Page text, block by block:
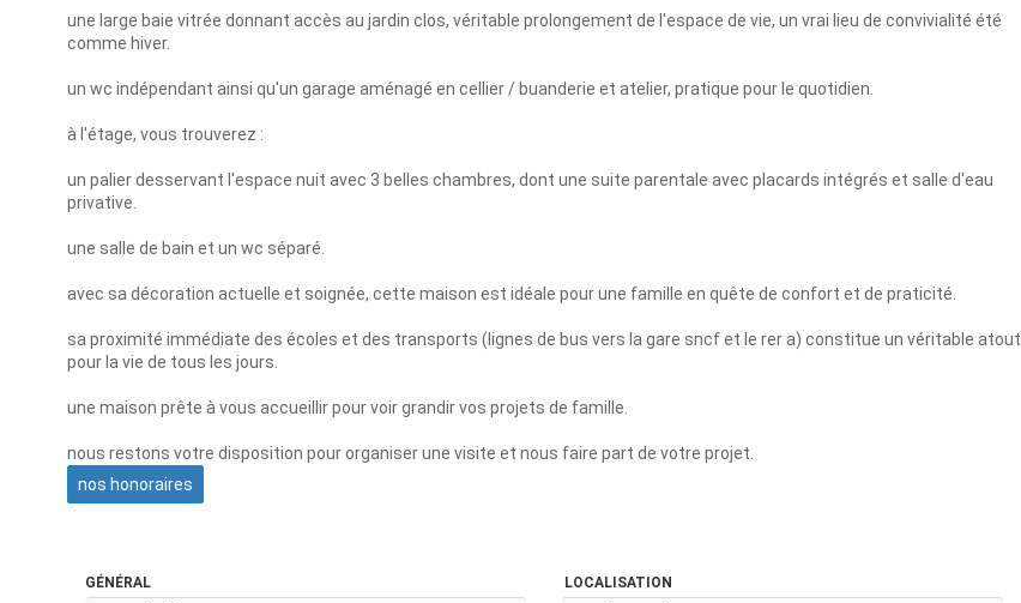
une large baie vitrée donnant accès au jardin clos, véritable prolongement de l'espace de vie, un vrai lieu de convivialité été
comme hiver.
un wc indépendant ainsi qu'un garage aménagé en cellier / buanderie et atelier, pratique pour le quotidien.
à l'étage, vous trouverez :
un palier desservant l'espace nuit avec 3 belles chambres, dont une suite parentale avec placards intégrés et salle d'eau
privative.
une salle de bain et un wc séparé.
avec sa décoration actuelle et soignée, cette maison est idéale pour une famille en quête de confort et de praticité.
sa proximité immédiate des écoles et des transports (lignes de bus vers la gare sncf et le rer a) constitue un véritable atout
pour la vie de tous les jours.
une maison prête à vous accueillir pour voir grandir vos projets de famille.
nous restons votre disposition pour organiser une visite et nous faire part de votre projet.
nos honoraires
GÉNÉRAL LOCALISATION